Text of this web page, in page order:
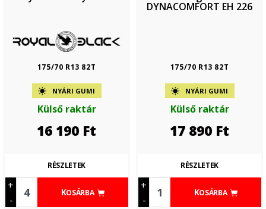
175/70 R13 82T
NYÁRI GUMI
Külső raktár
16 190 Ft
+
-
KOSÁRBA
RÉSZLETEK
DYNACOMFORT EH 226
175/70 R13 82T
NYÁRI GUMI
Külső raktár
17 890 Ft
+
-
KOSÁRBA
RÉSZLETEK